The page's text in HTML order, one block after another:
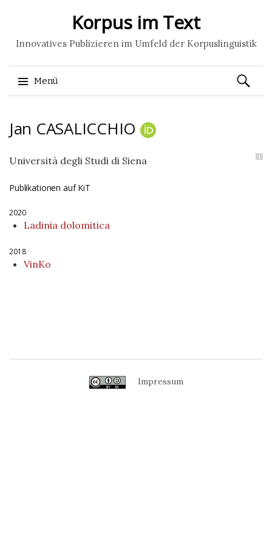
Korpus im Text
Innovatives Publizieren im Umfeld der Korpuslinguistik
Menü
zum
Suchen
nach:
Jan CASALICCHIO
1
Università degli Studi di Siena
Publikationen auf KiT
2020
Ladinia dolomitica
2018
VinKo
Impressum